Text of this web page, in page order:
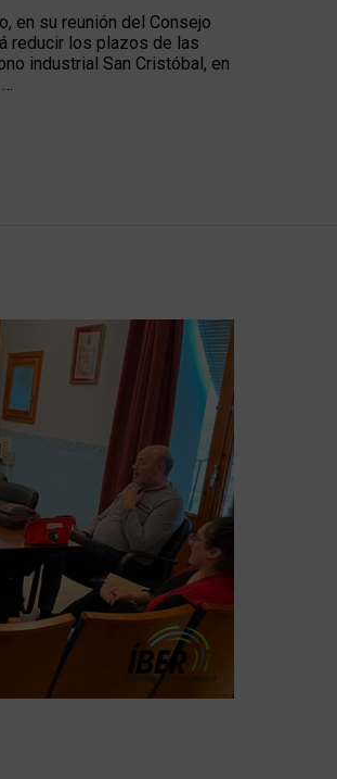
en su reunión del Consejo
reducir los plazos de las
industrial San Cristóbal, en